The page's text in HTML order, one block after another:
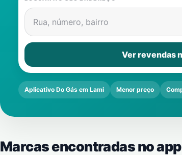
Rua, número, bairro
Ver revendas
Aplicativo Do Gás em Lami Menor preço
Marcas encontradas no app